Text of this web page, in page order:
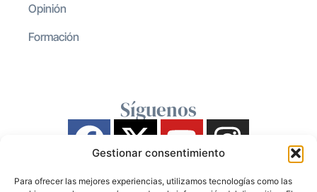
Gestionar consentimiento
Para ofrecer las mejores experiencias, utilizamos tecnologías como las
Opinión
Formación
Síguenos